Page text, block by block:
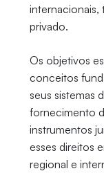
privado.
Os objetivos
conceitos
seus sistemas
fornecimento
instrumentos
esses direitos
regional e